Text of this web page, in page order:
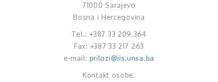
71000 Sarajevo
Bosna i Hercegovina
Tel.: +387 33 209 364
Fax: +387 33 217 263
e-mail: prilozi@iis.unsa.ba
Kontakt osobe: